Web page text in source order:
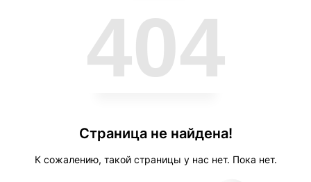
404
Страница не найдена!
К сожалению, такой страницы у нас нет. Пока нет.